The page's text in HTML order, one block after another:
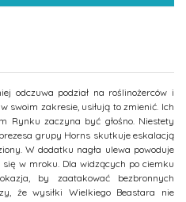
odczuwa podział na roślinożerców i
swoim zakresie, usiłują to zmienić. Ich
Rynku zaczyna być głośno. Niestety
grupy Horns skutkuje eskalacją
W dodatku nagła ulewa powoduje
w mroku. Dla widzących po ciemku
by zaatakować bezbronnych
że wysiłki Wielkiego Beastara nie